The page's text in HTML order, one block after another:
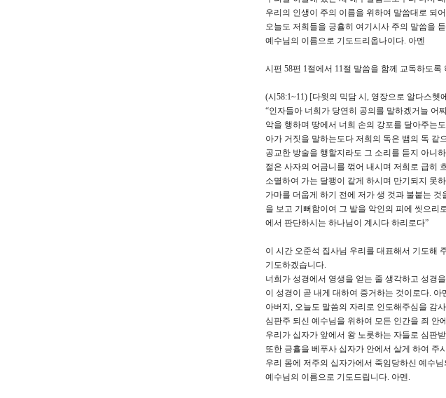
우리의 인생이 주의 이름을 위하여 말씀대로 되
오늘도 저희들을 긍휼히 여기시사 주의 말씀을
예수님의 이름으로 기도드리옵나이다. 아멘
시편 58편 1절에서 11절 말씀을 함께 교독하도록
(시58:1~11) [다윗의 믹담 시, 영장으로 알다스헷
“인자들아 너희가 당연히 공의를 말하겠거늘 어
악을 행하며 땅에서 너희 손의 강포를 달아주는
아가 거짓을 말하는도다 저희의 독은 뱀의 독 같
공교한 방술을 행할지라도 그 소리를 듣지 아니
젊은 사자의 어금니를 꺾어 내시며 저희로 급히
소멸하여 가는 달팽이 같게 하시며 만기되지 못
가마를 더웁게 하기 전에 저가 생 것과 불붙는
을 보고 기뻐함이여 그 발을 악인의 피에 씻으리
에서 판단하시는 하나님이 계시다 하리로다”
이 시간 오준석 집사님 우리를 대표해서 기도해
기도하겠습니다.
너희가 성경에서 영생을 얻는 줄 생각하고 성경
이 성경이 곧 내게 대하여 증거하는 것이로다. 아
아버지, 오늘도 말씀의 자리로 인도해주심을 감
심판주 되신 예수님을 위하여 모든 인간을 죄 안
우리가 십자가 앞에서 왕 노릇하는 자들로 심판
또한 긍휼을 베푸사 십자가 안에서 살게 하여 주
우리 몸에 저주의 십자가에서 죽임당하신 예수
예수님의 이름으로 기도드립니다. 아멘.